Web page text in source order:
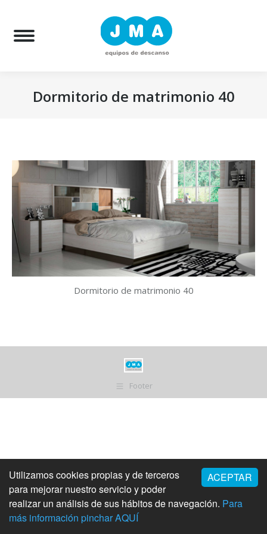
ACEPTAR
Utilizamos cookies propias y de terceros
para mejorar nuestro servicio y poder
realizar un análisis de sus hábitos de navegación. Para
más información pinchar AQUÍ
Dormitorio de matrimonio 40
Dormitorio de matrimonio 40
Footer